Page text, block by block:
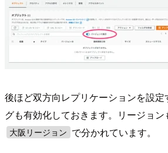
後ほど双方向レプリケーションを設
グも有効化しておきます。リージョン
大阪リージョン で分かれています。